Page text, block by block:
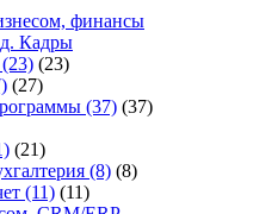
финансы
Кадры
(23) (23)
(27)
(37) (37)
(21)
(8) (8)
(11) (11)